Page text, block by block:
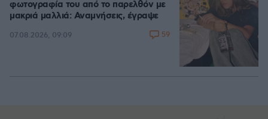
φωτογραφία του από το παρελθόν με
μακριά μαλλιά: Αναμνήσεις, έγραψε
07.08.2026, 09:09 59